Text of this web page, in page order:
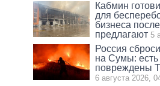
Кабмин
для
бизнеса
предлагают 5
Россия
на Сумы:
повреждены
6 августа 2026,